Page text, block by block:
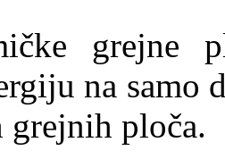
grejne
na samo
grejnih ploča.